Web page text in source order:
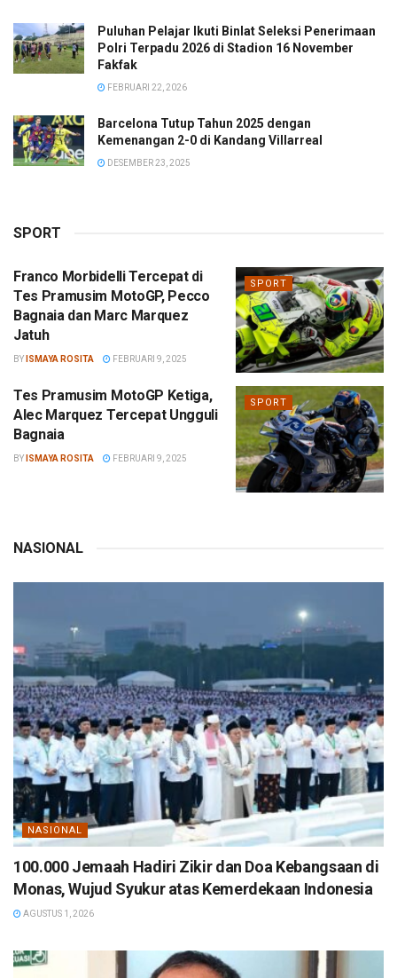
Puluhan Pelajar Ikuti Binlat Seleksi Penerimaan
Polri Terpadu 2026 di Stadion 16 November
Fakfak
FEBRUARI 22, 2026
Barcelona Tutup Tahun 2025 dengan
Kemenangan 2-0 di Kandang Villarreal
DESEMBER 23, 2025
SPORT
SPORT
Franco Morbidelli Tercepat di
Tes Pramusim MotoGP, Pecco
Bagnaia dan Marc Marquez
Jatuh
BY ISMAYA ROSITA FEBRUARI 9, 2025
SPORT
Tes Pramusim MotoGP Ketiga,
Alec Marquez Tercepat Ungguli
Bagnaia
BY ISMAYA ROSITA FEBRUARI 9, 2025
NASIONAL
NASIONAL
100.000 Jemaah Hadiri Zikir dan Doa Kebangsaan di
Monas, Wujud Syukur atas Kemerdekaan Indonesia
AGUSTUS 1, 2026